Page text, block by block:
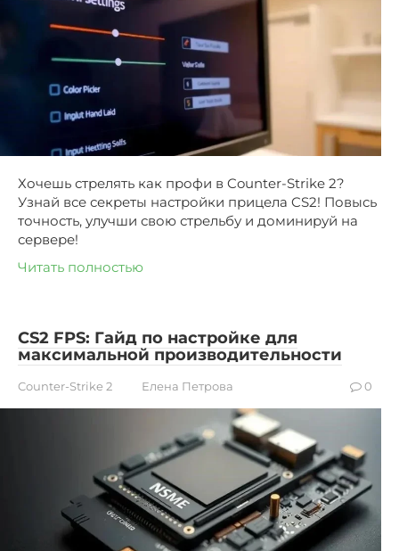
Хочешь стрелять как профи в Counter-Strike 2?
Узнай все секреты настройки прицела CS2! Повысь
точность, улучши свою стрельбу и доминируй на
сервере!
Читать полностью
CS2 FPS: Гайд по настройке для
максимальной производительности
Counter-Strike 2 Елена Петрова 0